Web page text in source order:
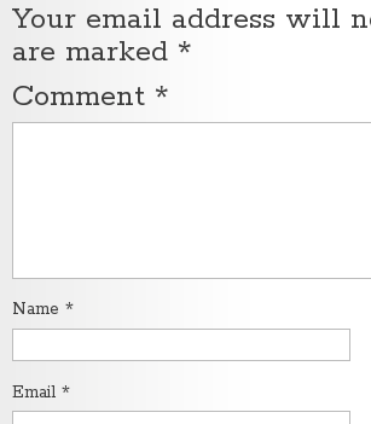
Your email address will
are marked *
Comment *
Name *
Email *